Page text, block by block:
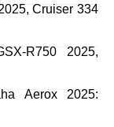
Cruiser 334
R750 2025,
Aerox 2025: